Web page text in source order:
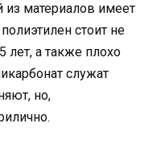
материалов имеет
стоит не
лет, а также плохо
служат
но,